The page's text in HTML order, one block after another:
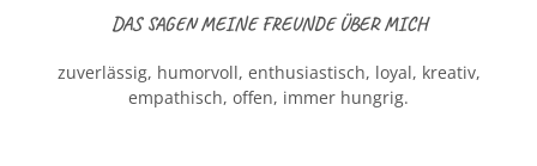
DAS SAGEN MEINE FREUNDE ÜBER MICH
zuverlässig, humorvoll, enthusiastisch, loyal, kreativ,
empathisch, offen, immer hungrig.